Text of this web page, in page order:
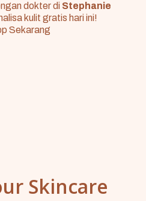
dokter di Stephanie
kulit gratis hari ini!
Sekarang
Skincare